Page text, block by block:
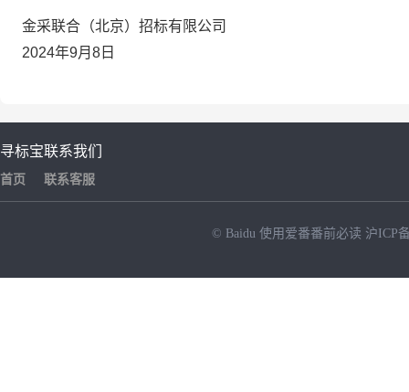
金采联合（北京）招标有限公司
2024年9月8日
寻标宝
首页
联系我们
联系客服
© Baidu 使用爱番番前必读 沪ICP